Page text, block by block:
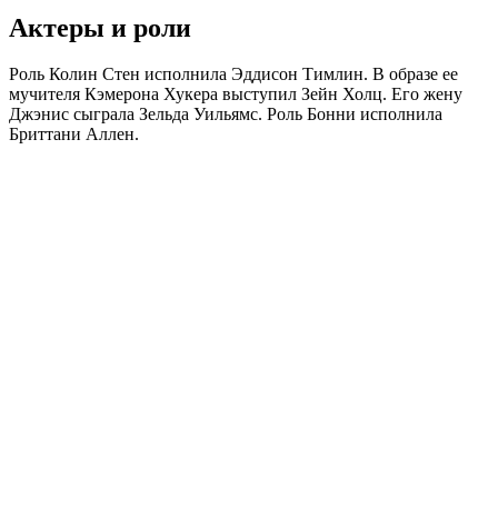
Актеры и роли
Роль Колин Стен исполнила Эддисон Тимлин. В образе ее
мучителя Кэмерона Хукера выступил Зейн Холц. Его жену
Джэнис сыграла Зельда Уильямс. Роль Бонни исполнила
Бриттани Аллен.